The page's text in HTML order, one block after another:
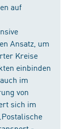
auf
Ansatz, um
Kreise
einbinden
im
von
sich im